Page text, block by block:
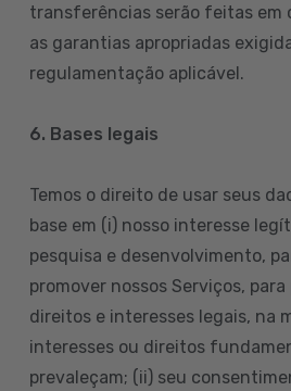
transferências serão feitas em
as garantias apropriadas
regulamentação aplicável.
6. Bases legais
Temos o direito de usar seus
base em (i) nosso interesse
pesquisa e desenvolvimento,
promover nossos Serviços,
direitos e interesses legais, na
interesses ou direitos
prevaleçam; (ii) seu